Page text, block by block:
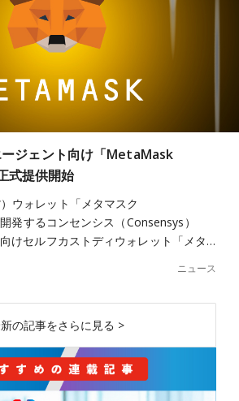
ジェント向け「MetaMask
式提供開始
ウォレット「メタマスク
発するコンセンシス（Consensys）
けセルフカストディウォレット「メタ…
ニュース
の記事をさらに見る >